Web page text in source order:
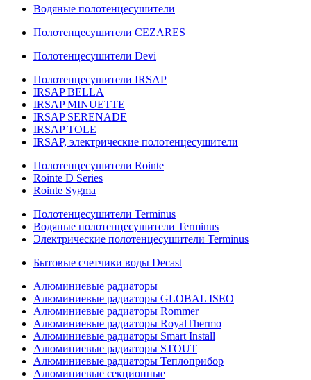
Водяные полотенцесушители
Полотенцесушители CEZARES
Полотенцесушители Devi
Полотенцесушители IRSAP
IRSAP BELLA
IRSAP MINUETTE
IRSAP SERENADE
IRSAP TOLE
IRSAP, электрические полотенцесушители
Полотенцесушители Rointe
Rointe D Series
Rointe Sygma
Полотенцесушители Terminus
Водяные полотенцесушители Terminus
Электрические полотенцесушители Terminus
Бытовые счетчики воды Decast
Алюминиевые радиаторы
Алюминиевые радиаторы GLOBAL ISEO
Алюминиевые радиаторы Rommer
Алюминиевые радиаторы RoyalThermo
Алюминиевые радиаторы Smart Install
Алюминиевые радиаторы STOUT
Алюминиевые радиаторы Теплоприбор
Алюминиевые секционные